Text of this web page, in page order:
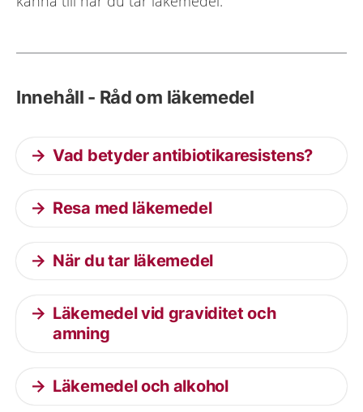
Innehåll - Råd om läkemedel
Vad betyder antibiotikaresistens?
Resa med läkemedel
När du tar läkemedel
Läkemedel vid graviditet och
amning
Läkemedel och alkohol